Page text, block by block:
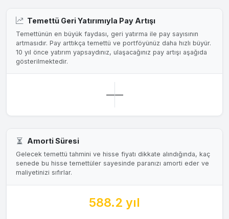
Temettü Geri Yatırımıyla Pay Artışı
Temettünün en büyük faydası, geri yatırma ile pay sayısının
artmasıdır. Pay arttıkça temettü ve portföyünüz daha hızlı büyür.
10 yıl önce yatırım yapsaydınız, ulaşacağınız pay artışı aşağıda
gösterilmektedir.
——
Amorti Süresi
Gelecek temettü tahmini ve hisse fiyatı dikkate alındığında, kaç
senede bu hisse temettüler sayesinde paranızı amorti eder ve
maliyetinizi sıfırlar.
588.2 yıl